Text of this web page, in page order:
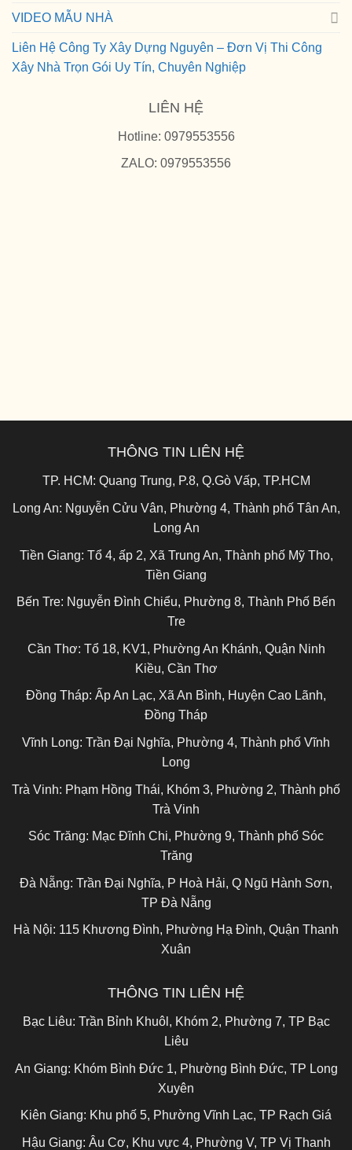
VIDEO MẪU NHÀ
Liên Hệ Công Ty Xây Dựng Nguyên – Đơn Vị Thi Công
Xây Nhà Trọn Gói Uy Tín, Chuyên Nghiệp
LIÊN HỆ
Hotline: 0979553556
ZALO: 0979553556
THÔNG TIN LIÊN HỆ
TP. HCM: Quang Trung, P.8, Q.Gò Vấp, TP.HCM
Long An: Nguyễn Cửu Vân, Phường 4, Thành phố Tân An,
Long An
Tiền Giang: Tổ 4, ấp 2, Xã Trung An, Thành phố Mỹ Tho,
Tiền Giang
Bến Tre: Nguyễn Đình Chiểu, Phường 8, Thành Phố Bến
Tre
Cần Thơ: Tổ 18, KV1, Phường An Khánh, Quận Ninh
Kiều, Cần Thơ
Đồng Tháp: Ấp An Lạc, Xã An Bình, Huyện Cao Lãnh,
Đồng Tháp
Vĩnh Long: Trần Đại Nghĩa, Phường 4, Thành phố Vĩnh
Long
Trà Vinh: Phạm Hồng Thái, Khóm 3, Phường 2, Thành phố
Trà Vinh
Sóc Trăng: Mạc Đĩnh Chi, Phường 9, Thành phố Sóc
Trăng
Đà Nẵng: Trần Đại Nghĩa, P Hoà Hải, Q Ngũ Hành Sơn,
TP Đà Nẵng
Hà Nội: 115 Khương Đình, Phường Hạ Đình, Quận Thanh
Xuân
THÔNG TIN LIÊN HỆ
Bạc Liêu: Trần Bỉnh Khuôl, Khóm 2, Phường 7, TP Bạc
Liêu
An Giang: Khóm Bình Đức 1, Phường Bình Đức, TP Long
Xuyên
Kiên Giang: Khu phố 5, Phường Vĩnh Lạc, TP Rạch Giá
Hậu Giang: Âu Cơ, Khu vực 4, Phường V, TP Vị Thanh